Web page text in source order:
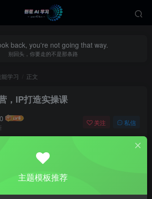
back, you're not going that way.
别回头，你要走的不是那条路
学习 正文
，IP打造实操课
关注 私信
主题模板推荐